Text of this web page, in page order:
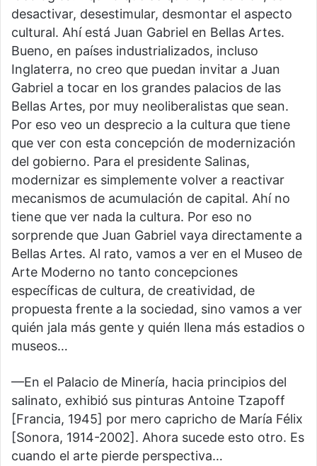
desactivar, desestimular, desmontar el aspecto
cultural. Ahí está Juan Gabriel en Bellas Artes.
Bueno, en países industrializados, incluso
Inglaterra, no creo que puedan invitar a Juan
Gabriel a tocar en los grandes palacios de las
Bellas Artes, por muy neoliberalistas que sean.
Por eso veo un desprecio a la cultura que tiene
que ver con esta concepción de modernización
del gobierno. Para el presidente Salinas,
modernizar es simplemente volver a reactivar
mecanismos de acumulación de capital. Ahí no
tiene que ver nada la cultura. Por eso no
sorprende que Juan Gabriel vaya directamente a
Bellas Artes. Al rato, vamos a ver en el Museo de
Arte Moderno no tanto concepciones
específicas de cultura, de creatividad, de
propuesta frente a la sociedad, sino vamos a ver
quién jala más gente y quién llena más estadios o
museos…
—En el Palacio de Minería, hacia principios del
salinato, exhibió sus pinturas Antoine Tzapoff
[Francia, 1945] por mero capricho de María Félix
[Sonora, 1914-2002]. Ahora sucede esto otro. Es
cuando el arte pierde perspectiva…